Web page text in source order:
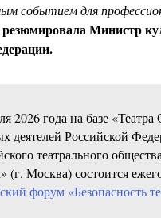
событием для
резюмировала Министр
2026 года на базе «Театра
деятелей Российской
театрального
(г. Москва) состоится
форум «Безопасность